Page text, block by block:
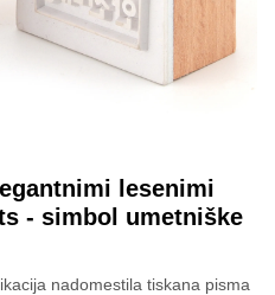
lesenimi
- simbol umetniške
nadomestila tiskana pisma